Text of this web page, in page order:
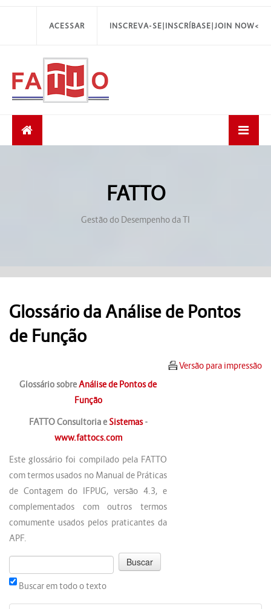
INSCREVA-SE|INSCRÍBASE|JOIN NOW<
ACESSAR
FATTO
Gestão do Desempenho da TI
Glossário da Análise de Pontos
de Função
Versão para impressão
Glossário sobreAnálise de Pontos de
Função
FATTO Consultoria e Sistemas-
www.fattocs.com
Este glossário foi compilado pela FATTO
com termos usados no Manual de Práticas
de Contagem do IFPUG, versão 4.3, e
complementados com outros termos
comumente usados pelos praticantes da
APF.
Buscar em todo o texto